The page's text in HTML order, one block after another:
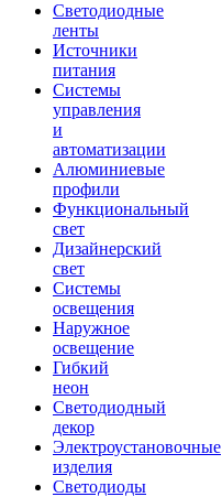
Светодиодные
ленты
Источники
питания
Системы
управления
и
автоматизации
Алюминиевые
профили
Функциональный
свет
Дизайнерский
свет
Системы
освещения
Наружное
освещение
Гибкий
неон
Светодиодный
декор
Электроустановочные
изделия
Светодиоды